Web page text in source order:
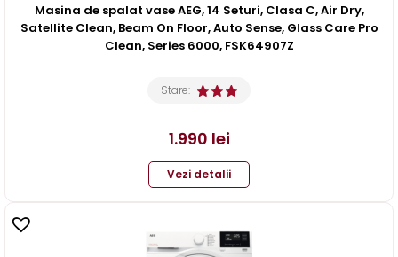
Masina de spalat vase AEG, 14 Seturi, Clasa C, Air Dry,
Satellite Clean, Beam On Floor, Auto Sense, Glass Care Pro
Clean, Series 6000, FSK64907Z
Stare:
1.990 lei
Vezi detalii